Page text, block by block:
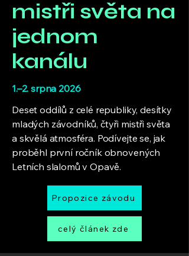
mistři světa na
jednom
kanálu
1.–2. srpna 2026
Deset oddílů z celé republiky, desítky
mladých závodníků, čtyři mistři světa
a skvělá atmosféra. Podívejte se, jak
proběhl první ročník obnovených
Letních slalomů v Opavě.
Propozice závodu
celý článek zde